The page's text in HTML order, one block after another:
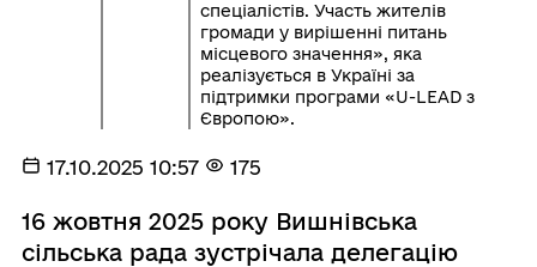
спеціалістів. Участь жителів
громади у вирішенні питань
місцевого значення», яка
реалізується в Україні за
підтримки програми «U-LEAD з
Європою».
17.10.2025 10:57 175
16 жовтня 2025 року Вишнівська
сільська рада зустрічала делегацію